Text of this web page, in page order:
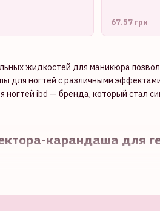
жидкостей для маникюра
для ногтей с различными
ногтей ibd — бренда, который стал
карандаша для
67.57 грн